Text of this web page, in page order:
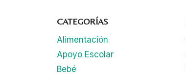
CATEGORÍAS
Alimentación
Apoyo Escolar
Bebé